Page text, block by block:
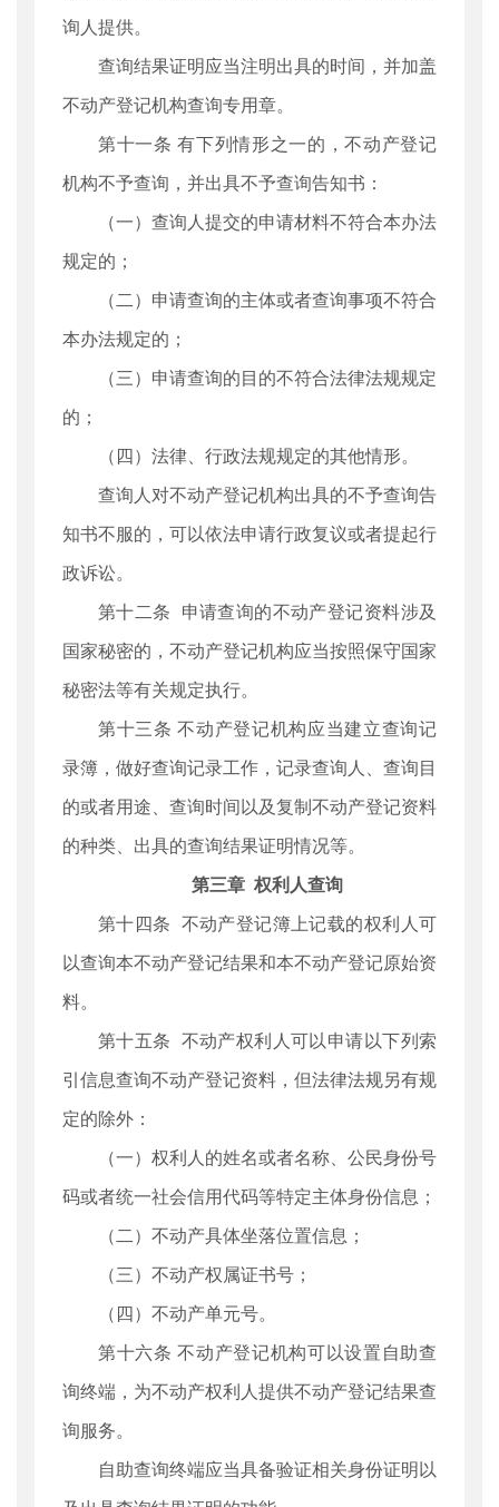
询人提供。
查询结果证明应当注明出具的时间，并加盖
不动产登记机构查询专用章。
第十一条 有下列情形之一的，不动产登记
机构不予查询，并出具不予查询告知书：
（一）查询人提交的申请材料不符合本办法
规定的；
（二）申请查询的主体或者查询事项不符合
本办法规定的；
（三）申请查询的目的不符合法律法规规定
的；
（四）法律、行政法规规定的其他情形。
查询人对不动产登记机构出具的不予查询告
知书不服的，可以依法申请行政复议或者提起行
政诉讼。
第十二条 申请查询的不动产登记资料涉及
国家秘密的，不动产登记机构应当按照保守国家
秘密法等有关规定执行。
第十三条 不动产登记机构应当建立查询记
录簿，做好查询记录工作，记录查询人、查询目
的或者用途、查询时间以及复制不动产登记资料
的种类、出具的查询结果证明情况等。
第三章 权利人查询
第十四条 不动产登记簿上记载的权利人可
以查询本不动产登记结果和本不动产登记原始资
料。
第十五条 不动产权利人可以申请以下列索
引信息查询不动产登记资料，但法律法规另有规
定的除外：
（一）权利人的姓名或者名称、公民身份号
码或者统一社会信用代码等特定主体身份信息；
（二）不动产具体坐落位置信息；
（三）不动产权属证书号；
（四）不动产单元号。
第十六条 不动产登记机构可以设置自助查
询终端，为不动产权利人提供不动产登记结果查
询服务。
自助查询终端应当具备验证相关身份证明以